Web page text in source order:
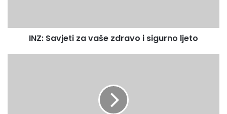
INZ: Savjeti za vaše zdravo i sigurno ljeto